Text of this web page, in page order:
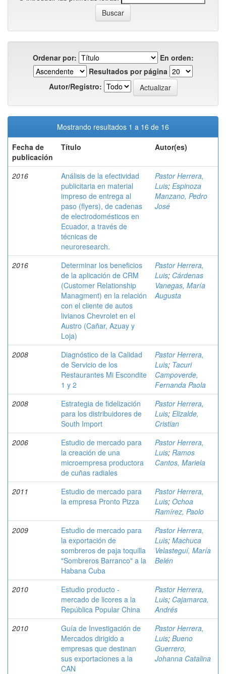
Ordenar por:
En orden:
Resultados por página
Autor/Registro:
Mostrando resultados 1 a 16 de 16
Fecha de
publicación
Título Autor(es)
2016
Análisis de la efectividad
publicitaria en material
impreso de entrega al
paso (flyers), de cadenas
de electrodomésticos en
Ecuador, a través de
técnicas de
neuroresearch.
Pastor Herrera,
Luis; Espinoza
Manzano, Pedro
José
2016
Determinar los beneficios
de la aplicación de CRM
(Customer Relationship
Managment) en la relación
con el cliente de autos
livianos Chevrolet en el
Austro (Cañar, Azuay y
Loja)
Pastor Herrera,
Luis; Cárdenas
Vanegas, María
Augusta
2008
Diagnóstico de la Calidad
de Servicio de los
Restaurantes Mi Escondite
1 y 2
Pastor Herrera,
Luis; Tacuri
Campoverde,
Fernanda Paola
2008
Estrategia de fidelización
para los distribuidores de
South Import
Pastor Herrera,
Luis; Elizalde,
Cristian
2006
Estudio de mercado para
la creación de una
microempresa productora
de cuñas radiales
Pastor Herrera,
Luis; Ramos
Cantos, Mariela
2011
Estudio de mercado para
la empresa Pronto Pizza
Pastor Herrera,
Luis; Ochoa
Ramírez, Paolo
2009
Estudio de mercado para
la exportación de
sombreros de paja toquilla
"Sombreros Barranco" a la
Habana Cuba
Pastor Herrera,
Luis; Machuca
Velasteguí, María
Belén
2010
Estudio producto -
mercado de licores a la
República Popular China
Pastor Herrera,
Luis; Cajamarca,
Andrés
2010
Guía de Investigación de
Mercados dirigido a
empresas que destinan
sus exportaciones a la
CAN
Pastor Herrera,
Luis; Bueno
Guerrero,
Johanna Catalina